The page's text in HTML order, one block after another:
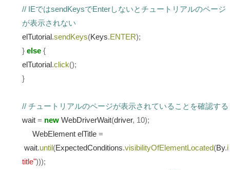
// IEではsendKeysでEnterしないとチュートリアルのページ
が表示されない
elTutorial.sendKeys(Keys.ENTER);
} else {
elTutorial.click();
}
// チュートリアルのページが表示されていることを確認する
wait = new WebDriverWait(driver, 10);
WebElement elTitle =
wait.until(ExpectedConditions.visibilityOfElementLocated(By.
title")));